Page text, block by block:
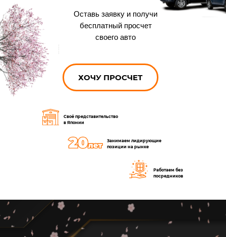
Оставь заявку и получи
бесплатный просчет
своего авто
ХОЧУ ПРОСЧЕТ
Своё представительство
в Японии
Занимаем лидирующие
позиции на рынке
Работаем без
посредников